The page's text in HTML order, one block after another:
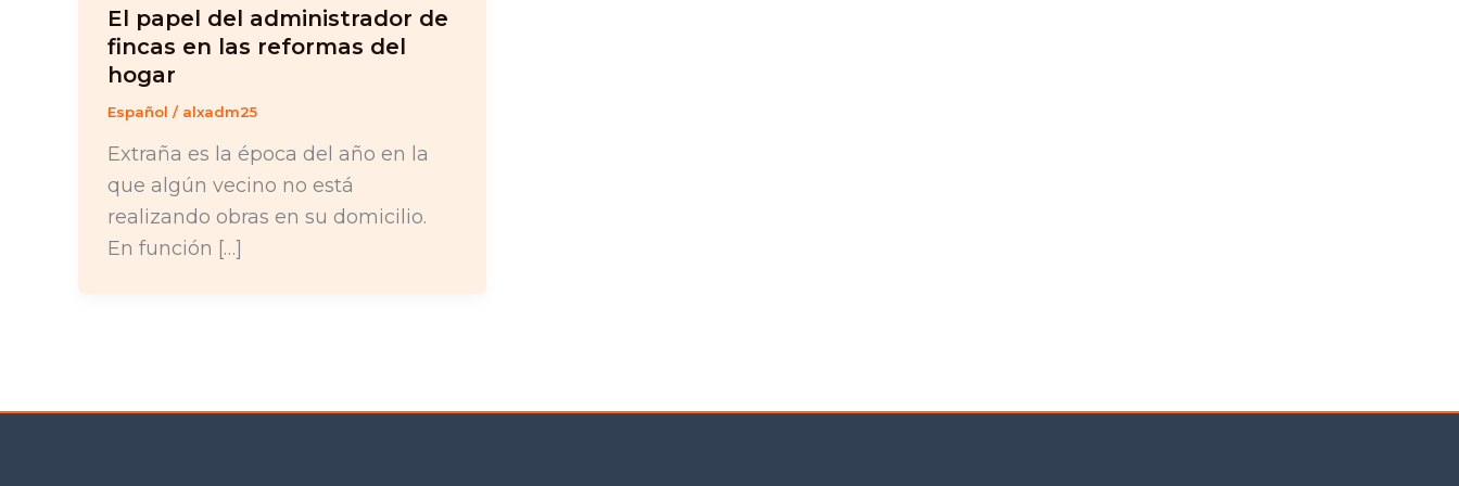
El papel del administrador de
fincas en las reformas del
hogar
Español / alxadm25
Extraña es la época del año en la
que algún vecino no está
realizando obras en su domicilio.
En función […]